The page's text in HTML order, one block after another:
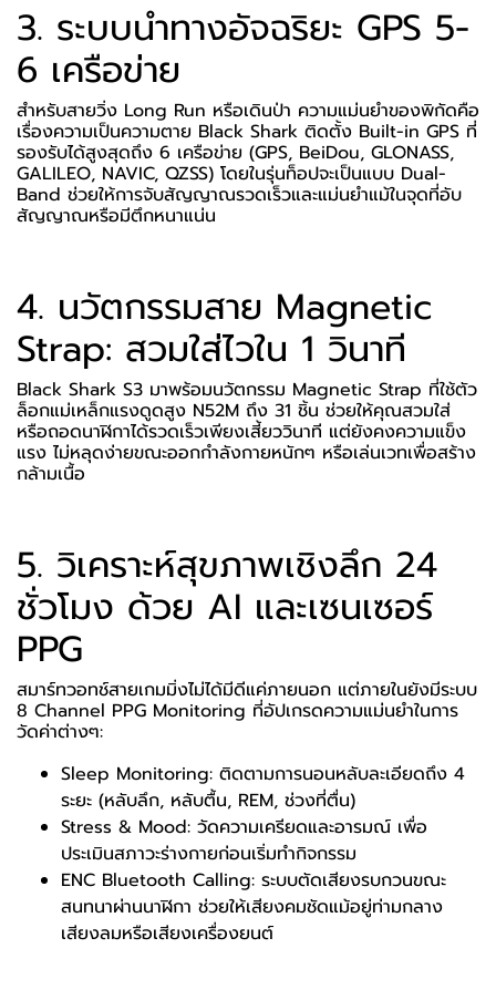
3. ระบบนำทางอัจฉริยะ GPS 5-
6 เครือข่าย
สำหรับสายวิ่ง Long Run หรือเดินป่า ความแม่นยำของพิกัดคือ
เรื่องความเป็นความตาย Black Shark ติดตั้ง Built-in GPS ที่
รองรับได้สูงสุดถึง 6 เครือข่าย (GPS, BeiDou, GLONASS,
GALILEO, NAVIC, QZSS) โดยในรุ่นท็อปจะเป็นแบบ Dual-
Band ช่วยให้การจับสัญญาณรวดเร็วและแม่นยำแม้ในจุดที่อับ
สัญญาณหรือมีตึกหนาแน่น
4. นวัตกรรมสาย Magnetic
Strap: สวมใส่ไวใน 1 วินาที
Black Shark S3 มาพร้อมนวัตกรรม Magnetic Strap ที่ใช้ตัว
ล็อกแม่เหล็กแรงดูดสูง N52M ถึง 31 ชิ้น ช่วยให้คุณสวมใส่
หรือถอดนาฬิกาได้รวดเร็วเพียงเสี้ยววินาที แต่ยังคงความแข็ง
แรง ไม่หลุดง่ายขณะออกกำลังกายหนักๆ หรือเล่นเวทเพื่อสร้าง
กล้ามเนื้อ
5. วิเคราะห์สุขภาพเชิงลึก 24
ชั่วโมง ด้วย AI และเซนเซอร์
PPG
สมาร์ทวอทช์สายเกมมิ่งไม่ได้มีดีแค่ภายนอก แต่ภายในยังมีระบบ
8 Channel PPG Monitoring ที่อัปเกรดความแม่นยำในการ
วัดค่าต่างๆ:
Sleep Monitoring: ติดตามการนอนหลับละเอียดถึง 4
ระยะ (หลับลึก, หลับตื้น, REM, ช่วงที่ตื่น)
Stress & Mood: วัดความเครียดและอารมณ์ เพื่อ
ประเมินสภาวะร่างกายก่อนเริ่มทำกิจกรรม
ENC Bluetooth Calling: ระบบตัดเสียงรบกวนขณะ
สนทนาผ่านนาฬิกา ช่วยให้เสียงคมชัดแม้อยู่ท่ามกลาง
เสียงลมหรือเสียงเครื่องยนต์